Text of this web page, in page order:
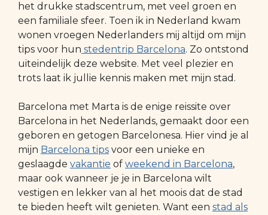
het drukke stadscentrum, met veel groen en
een familiale sfeer. Toen ik in Nederland kwam
wonen vroegen Nederlanders mij altijd om mijn
tips voor hun stedentrip Barcelona. Zo ontstond
uiteindelijk deze website. Met veel plezier en
trots laat ik jullie kennis maken met mijn stad.
Barcelona met Marta is de enige reissite over
Barcelona in het Nederlands, gemaakt door een
geboren en getogen Barcelonesa. Hier vind je al
mijn Barcelona tips voor een unieke en
geslaagde vakantie of weekend in Barcelona,
maar ook wanneer je je in Barcelona wilt
vestigen en lekker van al het moois dat de stad
te bieden heeft wilt genieten. Want een stad als